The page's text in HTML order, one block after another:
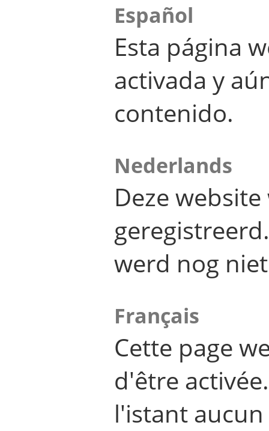
Español
Esta página
activada y
contenido.
Nederlands
Deze
werd nog
Français
Cette page
d'être
l'istant